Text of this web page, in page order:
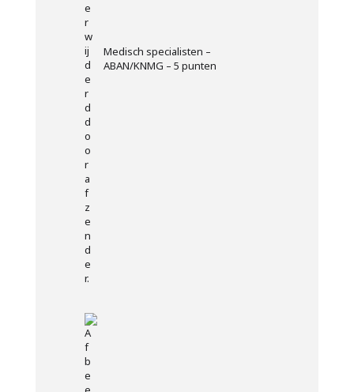
Medisch specialisten –
ABAN/KNMG – 5 punten